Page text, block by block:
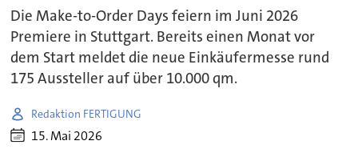
Die Make-to-Order Days feiern im Juni 2026
Premiere in Stuttgart. Bereits einen Monat vor
dem Start meldet die neue Einkäufermesse rund
175 Aussteller auf über 10.000 qm.
Redaktion FERTIGUNG
15. Mai 2026